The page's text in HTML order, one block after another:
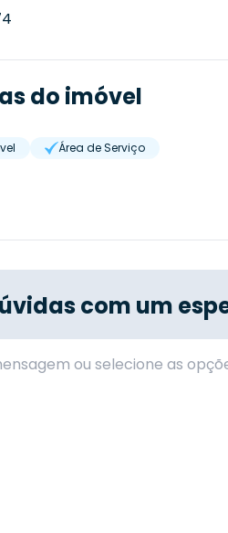
do imóvel
Área de Serviço
com um